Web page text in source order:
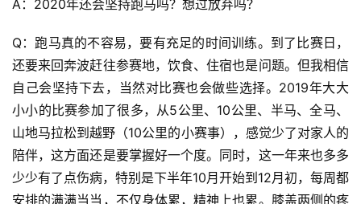
练
视
频
用
户
精
A：2020年还会坚持跑马吗？想过放弃吗？
Q：跑马真的不容易，要有充足的时间训练。到了比赛日，
还要来回奔波赶往参赛地，饮食、住宿也是问题。但我相信
自己会坚持下去，当然对比赛也会做些选择。2019年大大
小小的比赛参加了很多，从5公里、10公里、半马、全马、
山地马拉松到越野（10公里的小赛事），感觉少了对家人的
陪伴，这方面还是要掌握好一个度。同时，这一年来也多多
少少有了点伤病，特别是下半年10月开始到12月初，每周都
安排的满满当当，不仅身体累，精神上也累。膝盖两侧的疼